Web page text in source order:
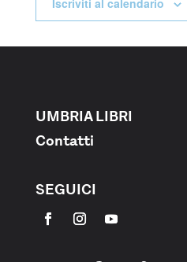
Iscriviti al calendario
UMBRIA LIBRI
Contatti
SEGUICI